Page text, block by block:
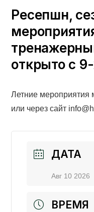
Ресепшн,
открыто с
Летние мероприятия
или через сайт
ДАТА
Авг 10 2026
ВРЕМЯ